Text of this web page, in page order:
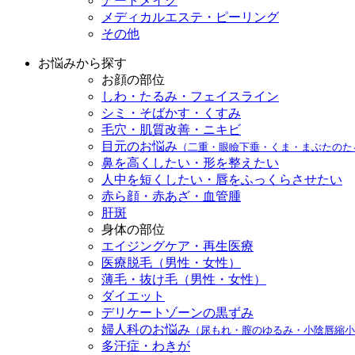
メディカルエステ・ピーリング
その他
お悩みから探す
お顔の部位
しわ・たるみ・フェイスライン
シミ・そばかす・くすみ
毛穴・肌質改善・ニキビ
目元のお悩み （二重・眼瞼下垂・くま・まぶたのた
鼻を高くしたい・形を整えたい
人中を短くしたい・唇をふっくらさせたい
赤ら顔・赤あざ・血管腫
肝斑
身体の部位
エイジングケア・再生医療
医療脱毛（男性・女性）
薄毛・抜け毛（男性・女性）
ダイエット
デリケートゾーンの黒ずみ
婦人科のお悩み （尿もれ・膣のゆるみ・小陰唇縮小
多汗症・わきが